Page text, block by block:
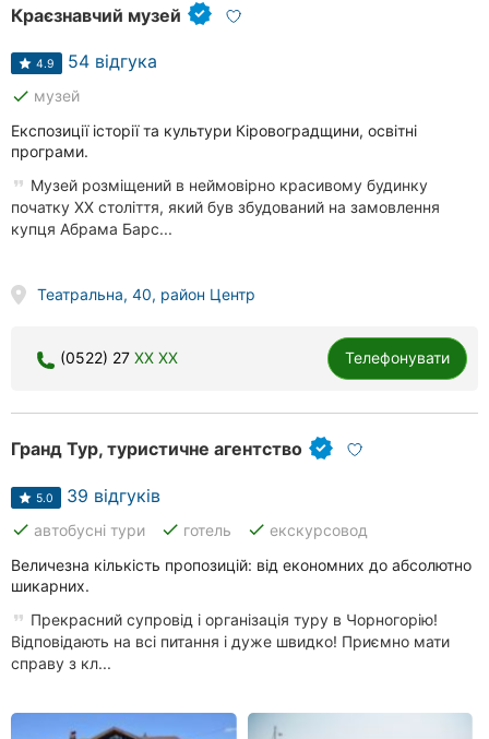
Краєзнавчий музей
4.9 54 відгука
done музей
Експозиції історії та культури Кіровоградщини, освітні
програми.
Музей розміщений в неймовірно красивому будинку
початку ХХ століття, який був збудований на замовлення
купця Абрама Барс...
Театральна, 40, район Центр
(0522) 27 XX XX Телефонувати
Гранд Тур, туристичне агентство
5.0 39 відгуків
done автобусні тури done готель done екскурсовод
Величезна кількість пропозицій: від економних до абсолютно
шикарних.
Прекрасний супровід і організація туру в Чорногорію!
Відповідають на всі питання і дуже швидко! Приємно мати
справу з кл...